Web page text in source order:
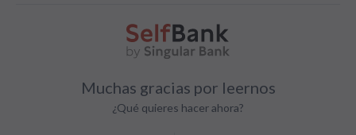
Muchas gracias por leernos
¿Qué quieres hacer ahora?